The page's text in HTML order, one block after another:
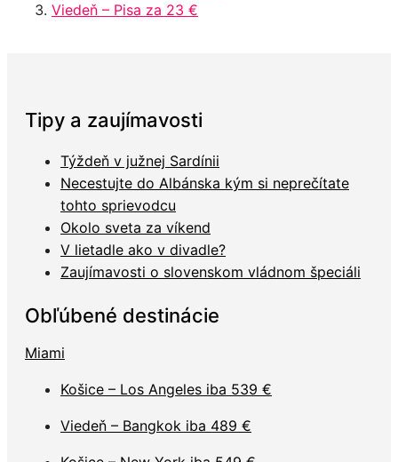
Viedeň – Pisa za 23 €
Tipy a zaujímavosti
Týždeň v južnej Sardínii
Necestujte do Albánska kým si neprečítate
tohto sprievodcu
Okolo sveta za víkend
V lietadle ako v divadle?
Zaujímavosti o slovenskom vládnom špeciáli
Obľúbené destinácie
Miami
Košice – Los Angeles iba 539 €
Viedeň – Bangkok iba 489 €